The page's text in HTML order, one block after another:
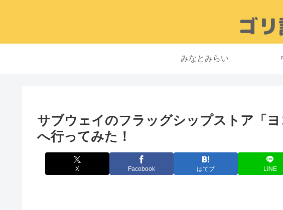
みなとみらい
サブウェイのフラッグシップストア「ヨ
へ行ってみた！
X Facebook はてブ LINE